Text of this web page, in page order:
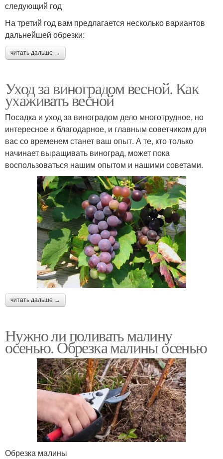
следующий год
На третий год вам предлагается несколько вариантов
дальнейшей обрезки:
читать дальше →
Уход за виноградом весной. Как
ухаживать весной
Посадка и уход за виноградом дело многотрудное, но
интересное и благодарное, и главным советчиком для
вас со временем станет ваш опыт. А те, кто только
начинает выращивать виноград, может пока
воспользоваться нашим опытом и нашими советами.
читать дальше →
Нужно ли поливать малину
осенью. Обрезка малины осенью
Обрезка малины